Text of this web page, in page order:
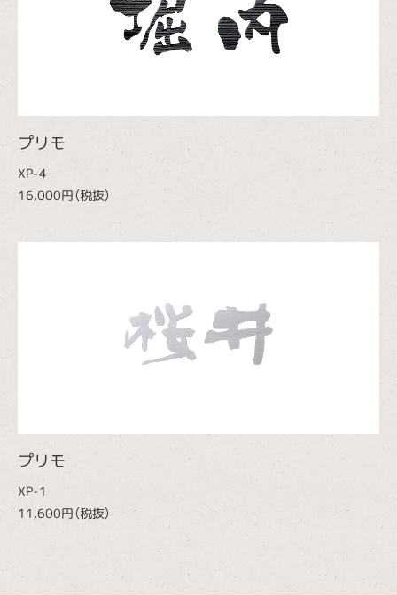
プリモ
XP-4
16,000円（税抜）
プリモ
XP-1
11,600円（税抜）